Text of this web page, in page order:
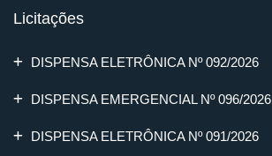
Licitações
DISPENSA ELETRÔNICA Nº 092/2026
DISPENSA EMERGENCIAL Nº 096/2026
DISPENSA ELETRÔNICA Nº 091/2026